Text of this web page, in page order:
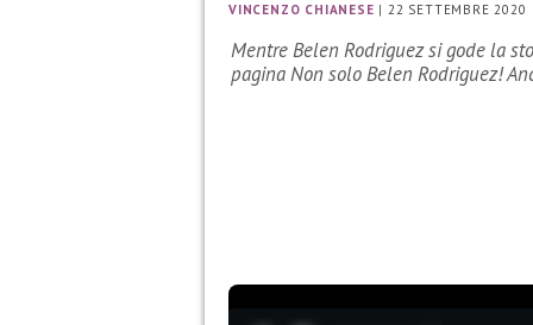
VINCENZO CHIANESE |22 SETTEMBRE 2020
Mentre Belen Rodriguez si gode la
pagina Non solo Belen Rodriguez!